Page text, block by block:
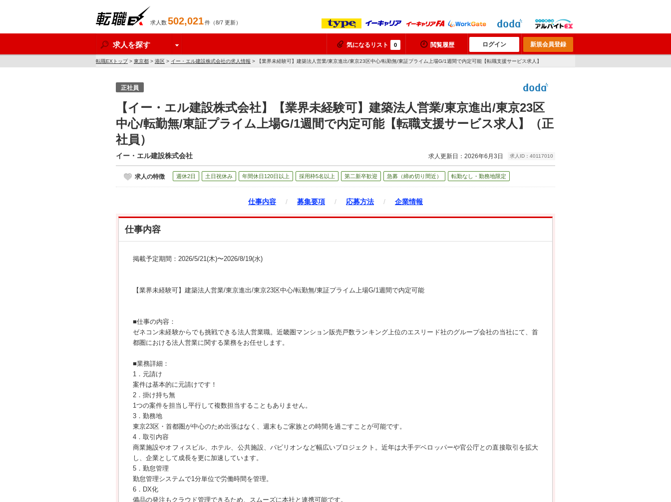
求人数502,021件（8/7 更新）
求人を探す 気になるリスト 0 閲覧履歴 ログイン 新規会員登録
転職EXトップ> 東京都 > 港区 > イー・エル建設株式会社の求人情報 > 【業界未経験可】建築法人営業/東京進出/東京23区中心/転勤無/東証プライム上場G/1週間で内定可能【転職支援サービス求人】
正社員
【イー・エル建設株式会社】【業界未経験可】建築法人営業/東京進出/東京23区
中心/転勤無/東証プライム上場G/1週間で内定可能【転職支援サービス求人】（正
社員）
イー・エル建設株式会社 求人更新日：2026年6月3日 求人ID：40117010
求人の特徴 週休2日 土日祝休み 年間休日120日以上 採用枠5名以上 第二新卒歓迎 急募（締め切り間近） 転勤なし・勤務地限定
仕事内容 / 募集要項 / 応募方法 / 企業情報
仕事内容
掲載予定期間：2026/5/21(木)〜2026/8/19(水)
【業界未経験可】建築法人営業/東京進出/東京23区中心/転勤無/東証プライム上場G/1週間で内定可能
■仕事の内容：
ゼネコン未経験からでも挑戦できる法人営業職。近畿圏マンション販売戸数ランキング上位のエスリード社のグループ会社の当社にて、首
都圏における法人営業に関する業務をお任せします。
■業務詳細：
1．元請け
案件は基本的に元請けです！
2．掛け持ち無
1つの案件を担当し平行して複数担当することもありません。
3．勤務地
東京23区・首都圏が中心のため出張はなく、週末もご家族との時間を過ごすことが可能です。
4．取引内容
商業施設やオフィスビル、ホテル、公共施設、パビリオンなど幅広いプロジェクト。近年は大手デベロッパーや官公庁との直接取引を拡大
し、企業として成長を更に加速しています。
5．勤怠管理
勤怠管理システムで1分単位で労働時間を管理。
6．DX化
備品の発注もクラウド管理できるため、スムーズに本社と連携可能です。